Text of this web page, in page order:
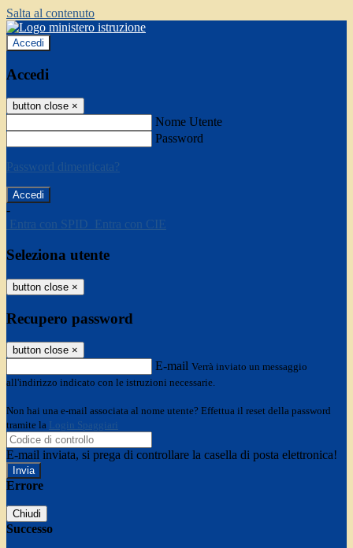
Salta al contenuto
Accedi
Accedi
button close ×
Nome Utente
Password
Password dimenticata?
-
Entra con SPID
Entra con CIE
Seleziona utente
button close ×
Recupero password
button close ×
E-mail Verrà inviato un messaggio
all'indirizzo indicato con le istruzioni necessarie.
Non hai una e-mail associata al nome utente? Effettua il reset della password
tramite la Login Spaggiari
E-mail inviata, si prega di controllare la casella di posta elettronica!
Errore
Chiudi
Successo